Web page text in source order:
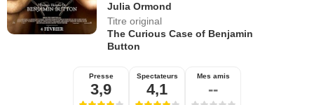
Julia Ormond
Titre original
The Curious Case of Benjamin
Button
Presse
3,9
Spectateurs
4,1
Mes amis
--